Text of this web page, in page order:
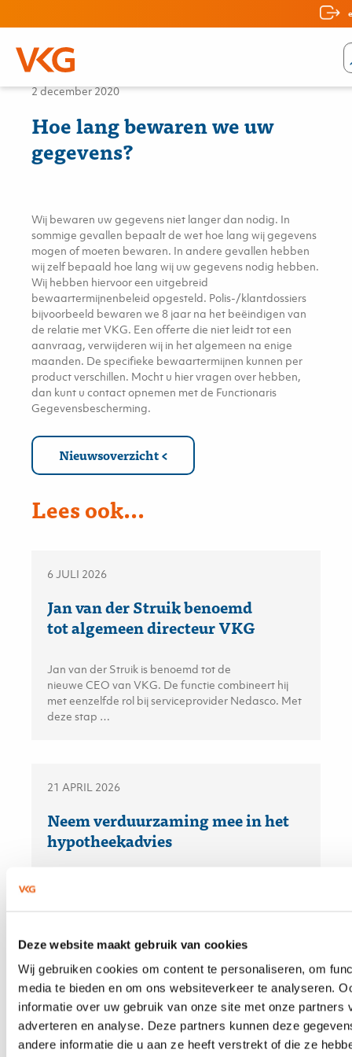
Deze website maakt gebruik van cookies
Wij gebruiken cookies om content te personaliseren, om
media te bieden en om ons websiteverkeer te analyseren.
informatie over uw gebruik van onze site met onze partners
adverteren en analyse. Deze partners kunnen deze
andere informatie die u aan ze heeft verstrekt of die ze
Nieuws
2 december 2020
Hoe lang bewaren we uw
gegevens?
Wij bewaren uw gegevens niet langer dan nodig. In
sommige gevallen bepaalt de wet hoe lang wij gegevens
mogen of moeten bewaren. In andere gevallen hebben
wij zelf bepaald hoe lang wij uw gegevens nodig hebben.
Wij hebben hiervoor een uitgebreid
bewaartermijnenbeleid opgesteld. Polis-/klantdossiers
bijvoorbeeld bewaren we 8 jaar na het beëindigen van
de relatie met VKG. Een offerte die niet leidt tot een
aanvraag, verwijderen wij in het algemeen na enige
maanden. De specifieke bewaartermijnen kunnen per
product verschillen. Mocht u hier vragen over hebben,
dan kunt u contact opnemen met de Functionaris
Gegevensbescherming.
Nieuwsoverzicht
Lees ook...
6 JULI 2026
Jan van der Struik benoemd
tot algemeen directeur VKG
Jan van der Struik is benoemd tot de
nieuwe CEO van VKG. De functie combineert hij
met eenzelfde rol bij serviceprovider Nedasco. Met
deze stap …
21 APRIL 2026
Neem verduurzaming mee in het
hypotheekadvies
duurzaamheidsambities — en kan daarmee een
doorslaggevende rol spelen.
21 APRIL 2026